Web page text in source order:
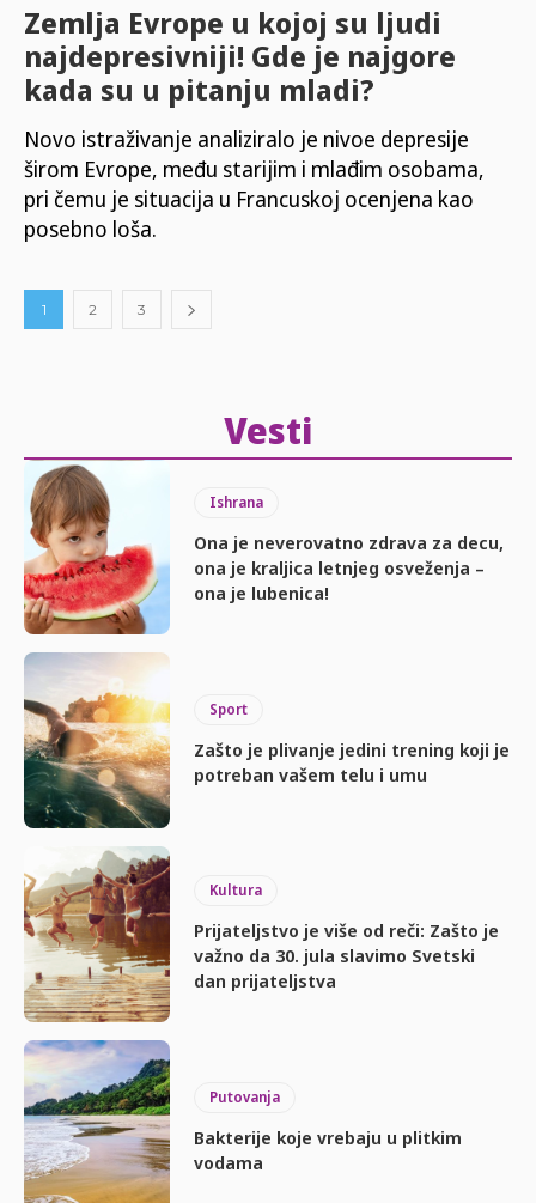
Zemlja Evrope u kojoj su ljudi
najdepresivniji! Gde je najgore
kada su u pitanju mladi?
Novo istraživanje analiziralo je nivoe depresije
širom Evrope, među starijim i mlađim osobama,
pri čemu je situacija u Francuskoj ocenjena kao
posebno loša.
1 2 3
Vesti
Ishrana
Ona je neverovatno zdrava za decu,
ona je kraljica letnjeg osveženja –
ona je lubenica!
Sport
Zašto je plivanje jedini trening koji je
potreban vašem telu i umu
Kultura
Prijateljstvo je više od reči: Zašto je
važno da 30. jula slavimo Svetski
dan prijateljstva
Putovanja
Bakterije koje vrebaju u plitkim
vodama